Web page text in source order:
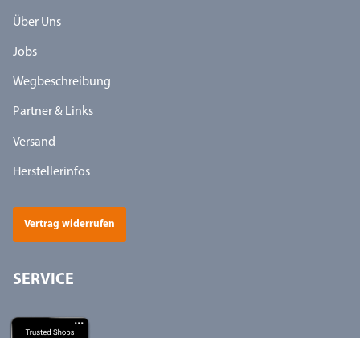
Über Uns
Jobs
Wegbeschreibung
Partner & Links
Versand
Herstellerinfos
Vertrag widerrufen
SERVICE